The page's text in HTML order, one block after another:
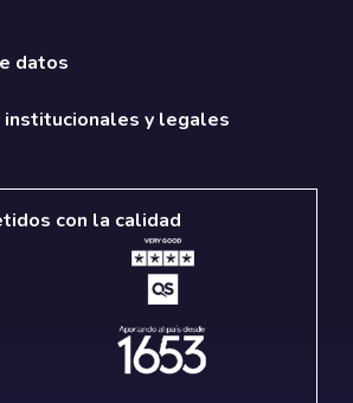
datos
institucionales y legales
con la calidad